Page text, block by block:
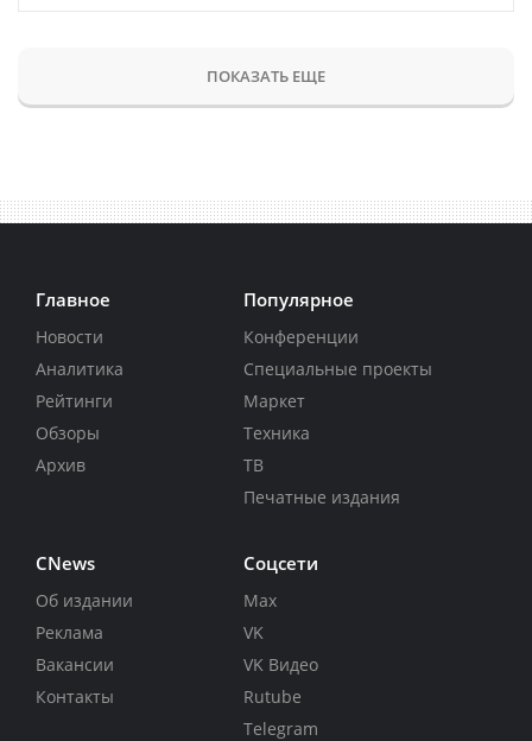
ПОКАЗАТЬ ЕЩЕ
Главное
Новости
Аналитика
Рейтинги
Обзоры
Архив
Популярное
Конференции
Специальные проекты
Маркет
Техника
ТВ
Печатные издания
CNews
Об издании
Реклама
Вакансии
Контакты
Соцсети
Max
VK
VK Видео
Rutube
Telegram